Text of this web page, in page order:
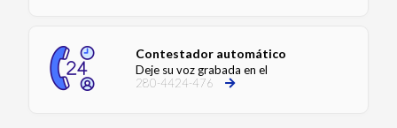
Contestador automático
Deje su voz grabada en el
280-4424-476